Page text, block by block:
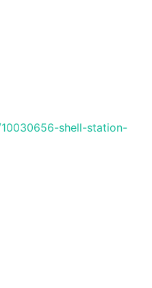
shell-station-